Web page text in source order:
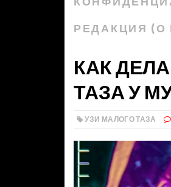
РЕДАКЦИЯ (О
КАК
ТАЗА У
УЗИ МАЛОГО ТАЗА